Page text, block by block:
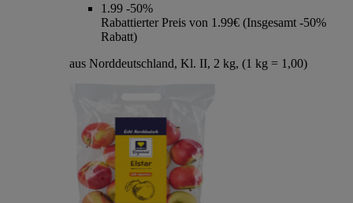
1.99 -50%
Rabattierter Preis von 1.99€ (Insgesamt -50%
Rabatt)
aus Norddeutschland, Kl. II, 2 kg, (1 kg = 1,00)